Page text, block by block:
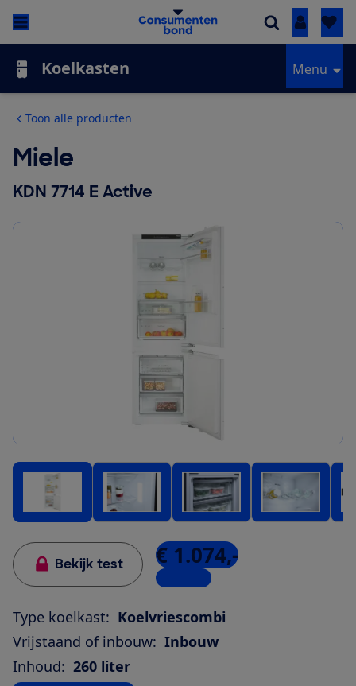
Inloggen
Koelkasten Menu
Toon alle producten
Miele
KDN 7714 E Active
Bekijk test € 1.074,-
5 winkels
Type koelkast: Koelvriescombi
Vrijstaand of inbouw: Inbouw
Inhoud: 260 liter